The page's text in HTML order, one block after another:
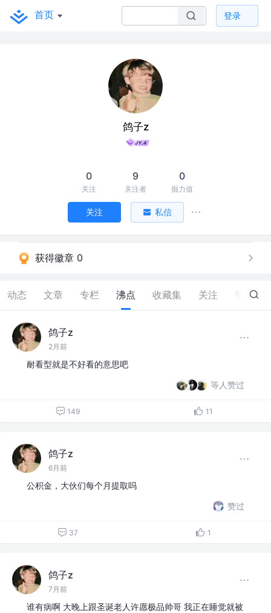
首页 登录
鸽子z
0
关注
9
关注者
0
掘力值
关注 私信
获得徽章 0
动态 文章 专栏 沸点 收藏集 关注 0
鸽子z
2月前
耐看型就是不好看的意思吧
等人赞过
149 11
鸽子z
6月前
公积金，大伙们每个月提取吗
赞过
37 1
鸽子z
7月前
谁有病啊 大晚上跟圣诞老人许愿极品帅哥 我正在睡觉就被